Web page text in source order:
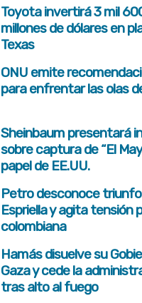
Toyota invertirá 3 mil
millones de dólares en
Texas
ONU emite
para enfrentar las olas
Sheinbaum presentará
sobre captura de “El
papel de EE.UU.
Petro desconoce triunfo
Espriella y agita tensión
colombiana
Hamás disuelve su
Gaza y cede la
tras alto al fuego